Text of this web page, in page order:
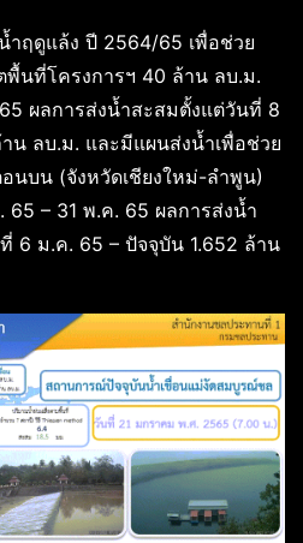
ำฤดูแล้ง ปี 2564/65 เพื่อช่วย
พื้นที่โครงการฯ 40 ล้าน ลบ.ม.
ผลการส่งน้ำสะสมตั้งแต่วันที่ 8
น ลบ.ม. และมีแผนส่งน้ำเพื่อช่วย
นบน (จังหวัดเชียงใหม่-ลำพูน)
– 31 พ.ค. 65 ผลการส่งน้ำ
6 ม.ค. 65 – ปัจจุบัน 1.652 ล้าน